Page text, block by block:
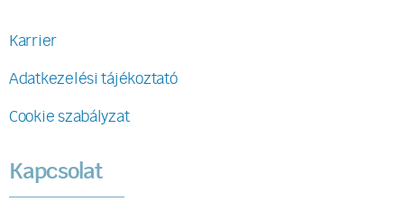
Karrier
Adatkezelési tájékoztató
Cookie szabályzat
Kapcsolat